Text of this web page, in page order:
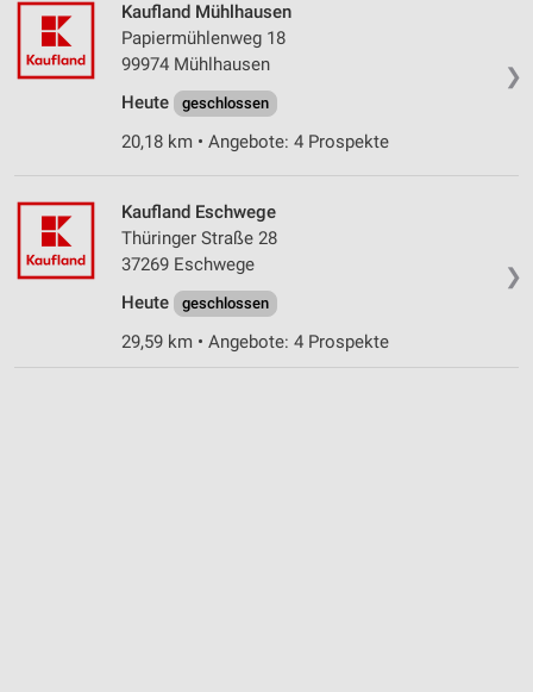
❯
Kaufland Mühlhausen
Papiermühlenweg 18
99974 Mühlhausen
Heute
geschlossen
20,18 km • Angebote: 4 Prospekte
❯
Kaufland Eschwege
Thüringer Straße 28
37269 Eschwege
Heute
geschlossen
29,59 km • Angebote: 4 Prospekte